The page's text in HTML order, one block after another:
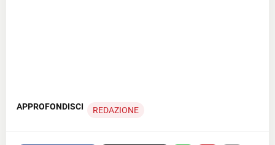
APPROFONDISCI REDAZIONE